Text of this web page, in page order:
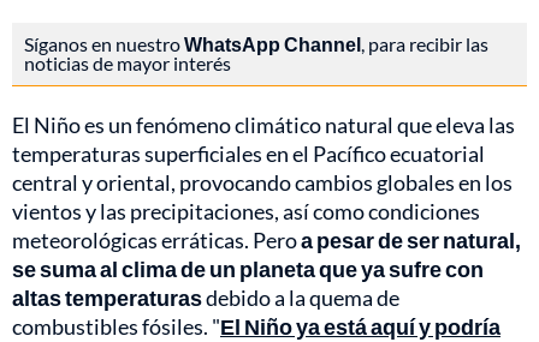
Síganos en nuestroWhatsApp Channel, para recibir las
noticias de mayor interés
El Niño es un fenómeno climático natural que eleva las
temperaturas superficiales en el Pacífico ecuatorial
central y oriental, provocando cambios globales en los
vientos y las precipitaciones, así como condiciones
meteorológicas erráticas. Peroa pesar de ser natural,
se suma al clima de un planeta que ya sufre con
altas temperaturasdebido a la quema de
combustibles fósiles. "El Niño ya está aquí y podría